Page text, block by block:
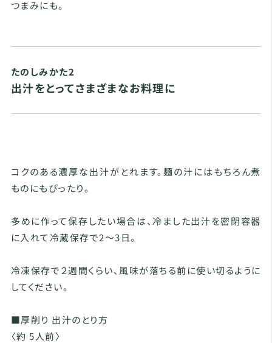
つまみにも。
たのしみかた2
出汁をとってさまざまなお料理に
コクのある濃厚な出汁がとれます。麺の汁にはもちろん煮
ものにもぴったり。
多めに作って保存したい場合は、冷ました出汁を密閉容器
に入れて冷蔵保存で2〜3日。
冷凍保存で２週間くらい、風味が落ちる前に使い切るように
してください。
■厚削り 出汁のとり方
〈約 5人前〉